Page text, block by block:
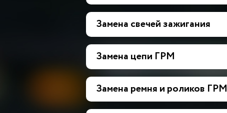
Замена свечей зажигания
Замена цепи ГРМ
Замена ремня и роликов ГРМ